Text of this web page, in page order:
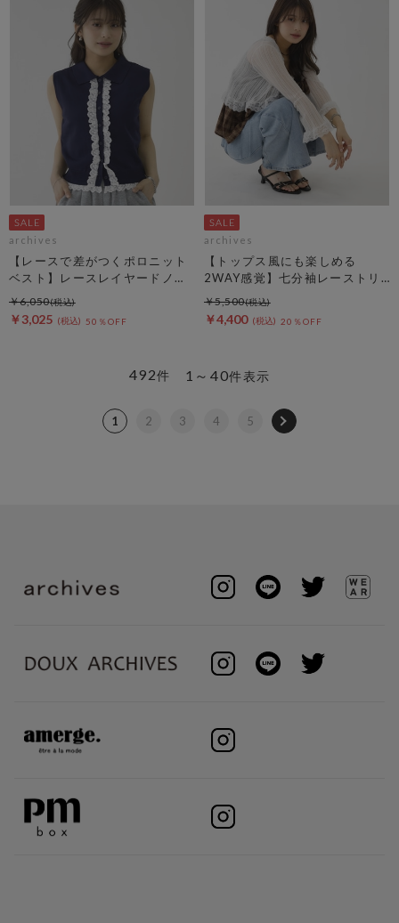
archives
【レースで差がつくポロニット
ベスト】レースレイヤードノー
スリポロニットベスト
￥3,025 50％OFF
￥6,050
archives
【トップス風にも楽しめる
2WAY感覚】七分袖レーストリ
ム透かしニットカーディガン
￥4,400 20％OFF
￥5,500
1～40件表示
492件
1 2 3 4 5